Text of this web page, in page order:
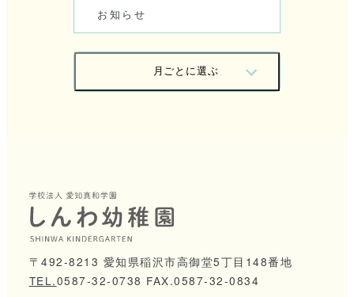
お 知 らせ
月 ご と に選ぶ
202
2026 /02
2026/
2025 /12
2025/1 1
〒492-8213 愛知県稲沢市高御堂5丁目148番地
TEL.0587-32-0738 FAX.0587-32-0834